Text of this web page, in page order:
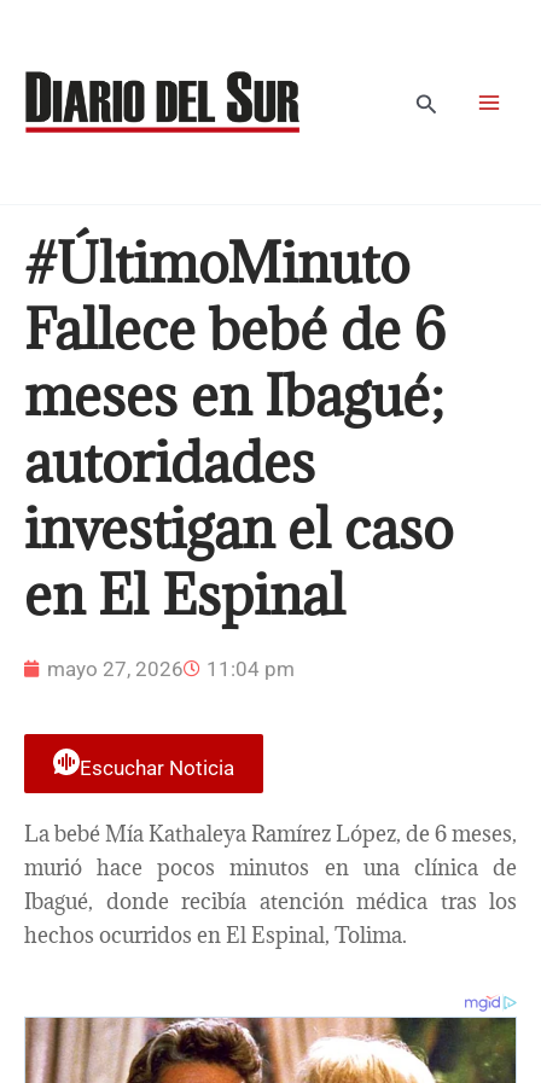
contenido
Buscar
#ÚltimoMinuto
Fallece bebé de 6
meses en Ibagué;
autoridades
investigan el caso
en El Espinal
mayo 27, 2026 11:04 pm
Escuchar Noticia
La bebé Mía Kathaleya Ramírez López, de 6 meses,
murió hace pocos minutos en una clínica de
Ibagué, donde recibía atención médica tras los
hechos ocurridos en El Espinal, Tolima.